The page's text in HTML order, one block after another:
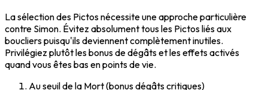
La sélection des Pictos nécessite une approche particulière
contre Simon. Évitez absolument tous les Pictos liés aux
boucliers puisqu'ils deviennent complètement inutiles.
Privilégiez plutôt les bonus de dégâts et les effets activés
quand vous êtes bas en points de vie.
Au seuil de la Mort (bonus dégâts critiques)